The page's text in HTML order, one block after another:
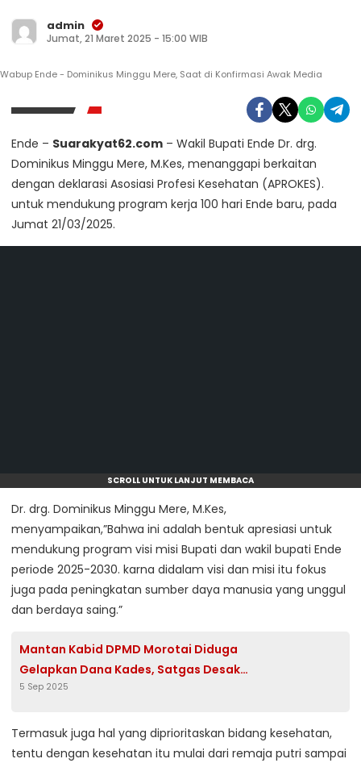
admin
Jumat, 21 Maret 2025 - 15:00 WIB
Wabup Ende - Dominikus Minggu Mere, Saat di Konfirmasi Awak Media
Ende – Suarakyat62.com – Wakil Bupati Ende Dr. drg.
Dominikus Minggu Mere, M.Kes, menanggapi berkaitan
dengan deklarasi Asosiasi Profesi Kesehatan (APROKES).
untuk mendukung program kerja 100 hari Ende baru, pada
Jumat 21/03/2025.
SCROLL UNTUK LANJUT MEMBACA
Dr. drg. Dominikus Minggu Mere, M.Kes,
menyampaikan,”Bahwa ini adalah bentuk apresiasi untuk
mendukung program visi misi Bupati dan wakil bupati Ende
periode 2025-2030. karna didalam visi dan misi itu fokus
juga pada peningkatan sumber daya manusia yang unggul
dan berdaya saing.”
Mantan Kabid DPMD Morotai Diduga
Gelapkan Dana Kades, Satgas Desak
Inspektorat Audit
5 Sep 2025
Termasuk juga hal yang diprioritaskan bidang kesehatan,
tentu dengan kesehatan itu mulai dari remaja putri sampai